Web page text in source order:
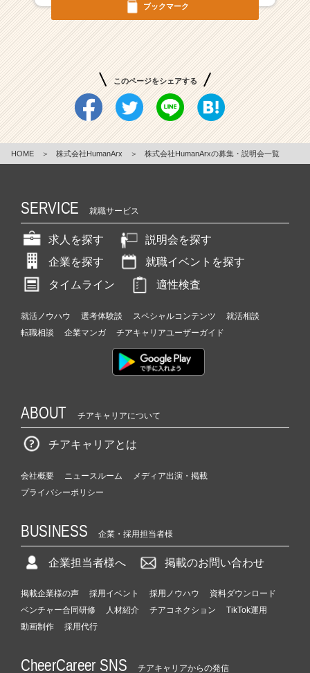
決！
ー
ビ
ス
｜
0
0
万
円
以
も
可
ベ
ャ
ー・
成
企
ス
カ
ウ
が
届
サ
ブックマーク
このページをシェアする
HOME ＞ 株式会社HumanArx ＞ 株式会社HumanArxの募集・説明会一覧
SERVICE 就職サービス
求人を探す
説明会を探す
企業を探す
就職イベントを探す
タイムライン
適性検査
就活ノウハウ 選考体験談 スペシャルコンテンツ
就活相談
転職相談
企業マンガ チアキャリアユーザーガイド
ABOUT チアキャリアについて
チアキャリアとは
会社概要 ニュースルーム
メディア出演・掲載
プライバシーポリシー
BUSINESS 企業・採用担当者様
企業担当者様へ 掲載のお問い合わせ
掲載企業様の声 採用イベント 採用ノウハウ
資料ダウンロード
ベンチャー合同研修
人材紹介 チアコネクション
TikTok運用
動画制作
採用代行
CheerCareer SNS チアキャリアからの発信